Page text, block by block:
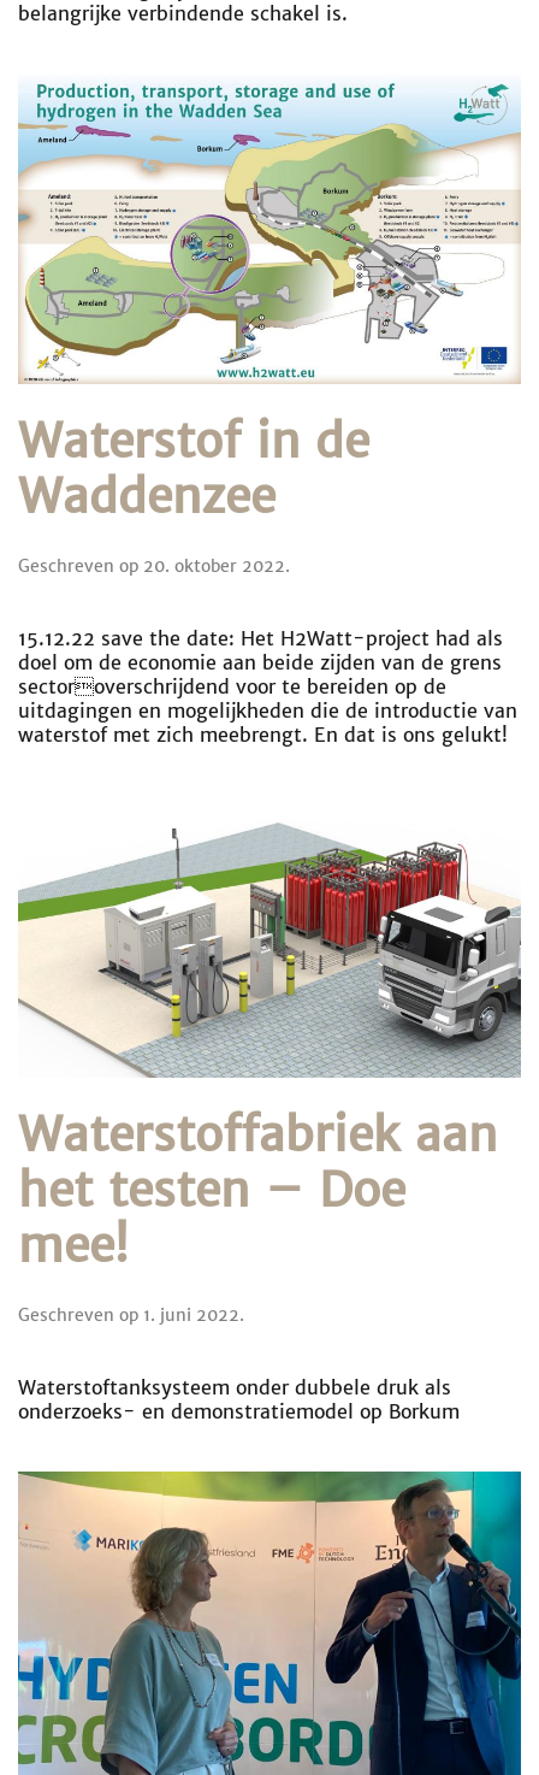
belangrijke verbindende schakel is.
Waterstof in de
Waddenzee
Geschreven op 20. oktober 2022.
15.12.22 save the date: Het H2Watt-project had als
doel om de economie aan beide zijden van de grens
sectoroverschrijdend voor te bereiden op de
uitdagingen en mogelijkheden die de introductie van
waterstof met zich meebrengt. En dat is ons gelukt!
Waterstoffabriek aan
het testen – Doe
mee!
Geschreven op 1. juni 2022.
Waterstoftanksysteem onder dubbele druk als
onderzoeks- en demonstratiemodel op Borkum